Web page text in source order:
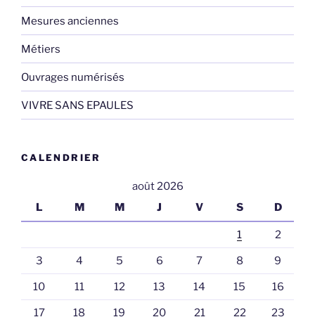
Mesures anciennes
Métiers
Ouvrages numérisés
VIVRE SANS EPAULES
CALENDRIER
août 2026
L
M M J V S D
1 2
3 4 5 6 7 8 9
10 11 12 13 14 15 16
17 18 19 20 21 22 23